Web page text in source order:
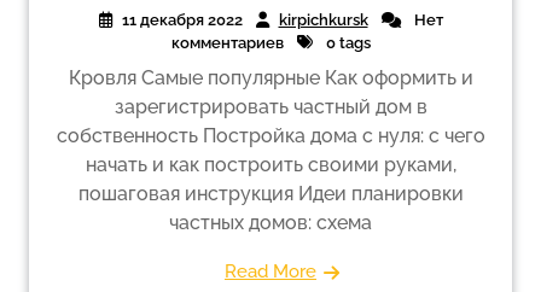
11 декабря 2022 kirpichkursk
Нет
комментариев
0 tags
Кровля Самые популярные Как оформить и
зарегистрировать частный дом в
собственность Постройка дома с нуля: с чего
начать и как построить своими руками,
пошаговая инструкция Идеи планировки
частных домов: схема
Read More